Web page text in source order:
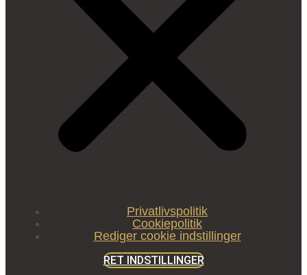
Privatlivspolitik
Cookiepolitik
Rediger cookie indstillinger
RET INDSTILLINGER